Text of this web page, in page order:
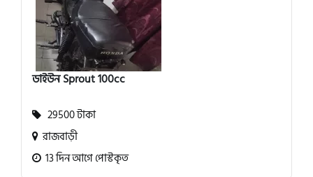
ডাইউন Sprout 100cc
29500 টাকা
রাজবাড়ী
13 দিন আগে পোস্টকৃত